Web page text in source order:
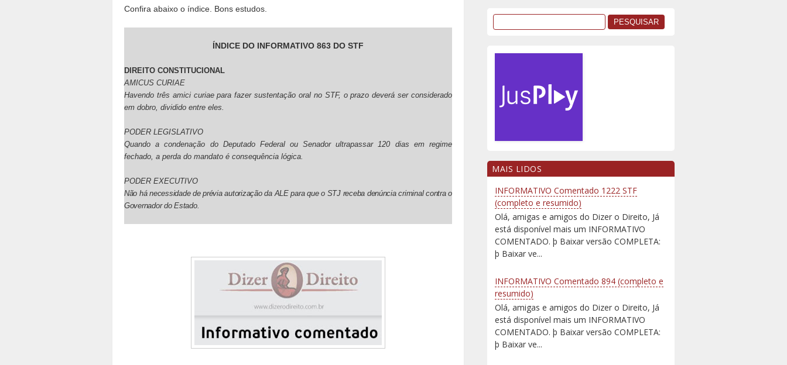
Confira abaixo o índice. Bons estudos.
ÍNDICE DO INFORMATIVO 863 DO STF
DIREITO CONSTITUCIONAL
AMICUS CURIAE
Havendo três amici curiae para fazer sustentação oral no STF, o prazo deverá ser considerado
em dobro, dividido entre eles.
PODER LEGISLATIVO
Quando a condenação do Deputado Federal ou Senador ultrapassar 120 dias em regime
fechado, a perda do mandato é consequência lógica.
PODER EXECUTIVO
Não há necessidade de prévia autorização da ALE para que o STJ receba denúncia criminal contra o
Governador do Estado.
MAIS LIDOS
INFORMATIVO Comentado 1222 STF
(completo e resumido)
Olá, amigas e amigos do Dizer o Direito, Já
está disponível mais um INFORMATIVO
COMENTADO. þ Baixar versão COMPLETA:
þ Baixar ve...
INFORMATIVO Comentado 894 (completo e
resumido)
Olá, amigas e amigos do Dizer o Direito, Já
está disponível mais um INFORMATIVO
COMENTADO. þ Baixar versão COMPLETA:
þ Baixar ve...